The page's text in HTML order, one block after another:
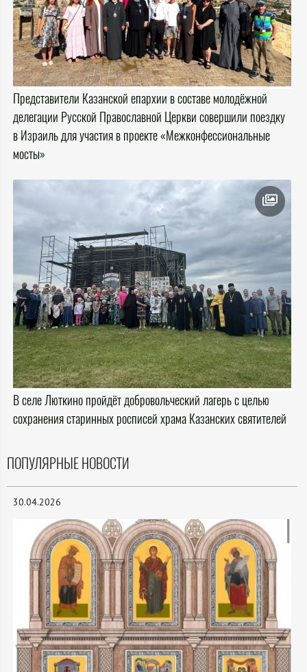
Представители Казанской епархии в составе молодёжной
делегации Русской Православной Церкви совершили поездку
в Израиль для участия в проекте «Межконфессиональные
мосты»
В селе Люткино пройдёт добровольческий лагерь с целью
сохранения старинных росписей храма Казанских святителей
ПОПУЛЯРНЫЕ НОВОСТИ
30.04.2026